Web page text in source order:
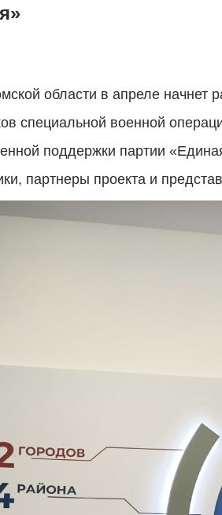
области в апреле
специальной военной
поддержки партии
партнеры проекта и